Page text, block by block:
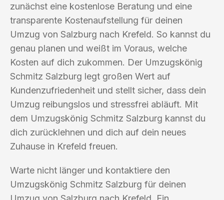
zunächst eine kostenlose Beratung und eine
transparente Kostenaufstellung für deinen
Umzug von Salzburg nach Krefeld. So kannst du
genau planen und weißt im Voraus, welche
Kosten auf dich zukommen. Der Umzugskönig
Schmitz Salzburg legt großen Wert auf
Kundenzufriedenheit und stellt sicher, dass dein
Umzug reibungslos und stressfrei abläuft. Mit
dem Umzugskönig Schmitz Salzburg kannst du
dich zurücklehnen und dich auf dein neues
Zuhause in Krefeld freuen.
Warte nicht länger und kontaktiere den
Umzugskönig Schmitz Salzburg für deinen